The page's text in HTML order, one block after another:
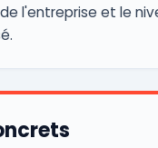
l'entreprise et le